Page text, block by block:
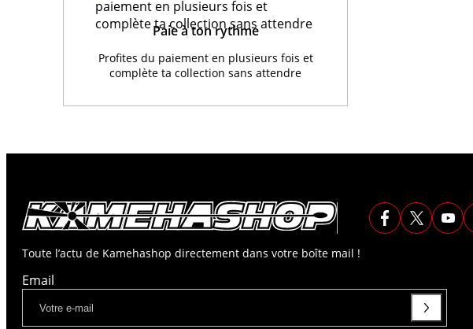
Paie à ton rythme
Profites du paiement en plusieurs fois et
complète ta collection sans attendre
Toute l’actu de Kamehashop directement dans votre boîte mail !
Email